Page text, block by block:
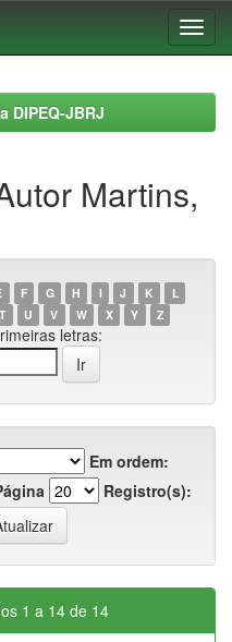
DIPEQ-JBRJ
Martins,
F G H I J K
L
T U V W X Y Z
letras:
Em ordem:
Registro(s):
1 a 14 de 14